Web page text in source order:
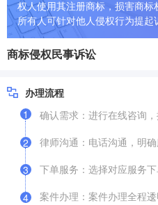
权人使用其注册商标，损害商
所有人可针对他人侵权行为提起
商标侵权民事诉讼
办理流程
1
确认需求：进行在线咨询
2
律师沟通：电话沟通，明
3
下单服务：选择对应服务
4 案件办理：案件办理全程